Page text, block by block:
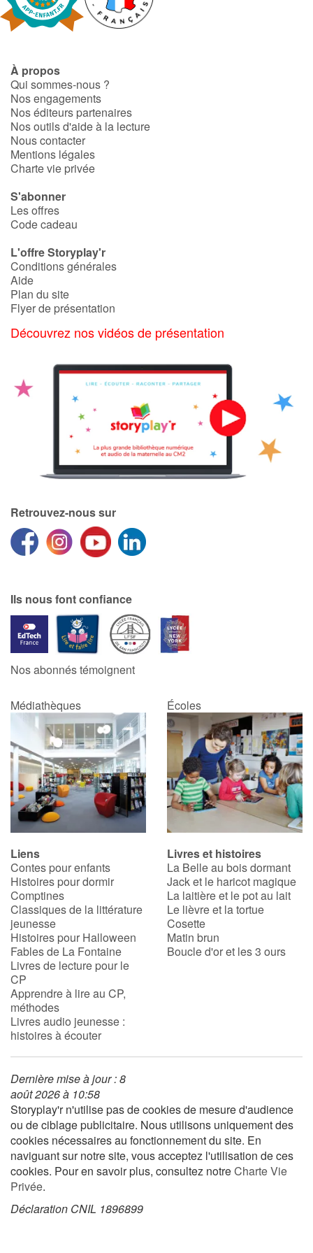
En famille
Quotidien et loisirs
À l'école
Fêtes et évènements
Amour et amitié
Émotions et sentiments
Formats et illustrations
Contraste +
Famille
Écoles
Vidéos & Tutoriaux
Blog
Actualités
Par thématique
Rencontres et témoignages
Contes d'ici et d'ailleurs
Autour de la lecture
Apprendre à lire
Livre audio
Activités et ateliers
Apprendre les langues
Dyslexie, troubles de la lecture
Nos listes de lecture
Les plus lus
Coups de coeur
À propos
Qui sommes-nous ?
Nos engagements
Nos éditeurs partenaires
Nos outils d'aide à la lecture
Nous contacter
Mentions légales
Charte vie privée
S'abonner
Les offres
Code cadeau
L'offre Storyplay'r
Conditions générales
Aide
Plan du site
Flyer de présentation
Découvrez nos vidéos de présentation
Retrouvez-nous sur
Ils nous font confiance
Nos abonnés témoignent
Médiathèques Écoles
Liens
Contes pour enfants
Histoires pour dormir
Comptines
Classiques de la littérature
jeunesse
Histoires pour Halloween
Fables de La Fontaine
Livres de lecture pour le
CP
Apprendre à lire au CP,
méthodes
Livres audio jeunesse :
histoires à écouter
Livres et histoires
La Belle au bois dormant
Jack et le haricot magique
La laitière et le pot au lait
Le lièvre et la tortue
Cosette
Matin brun
Boucle d'or et les 3 ours
Dernière mise à jour : 8
août 2026 à 10:58
Storyplay'r n'utilise pas de cookies de mesure d'audience
ou de ciblage publicitaire. Nous utilisons uniquement des
cookies nécessaires au fonctionnement du site. En
naviguant sur notre site, vous acceptez l'utilisation de ces
cookies. Pour en savoir plus, consultez notreCharte Vie
Privée.
Déclaration CNIL 1896899